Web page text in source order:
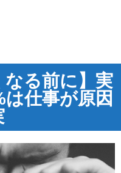
なる前に】実
仕事が原因